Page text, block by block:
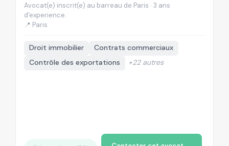
Avocat(e) inscrit(e) au barreau de Paris · 3 ans
d'experience.
📍 Paris
Droit immobilier
Contrats commerciaux
Contrôle des exportations
+22 autres